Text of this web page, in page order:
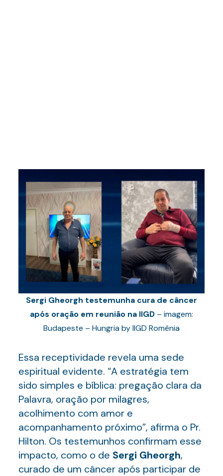
Sergi Gheorgh testemunha cura de câncer
após oração em reunião na IIGD– imagem:
Budapeste – Hungria by IIGD Romênia
Essa receptividade revela uma sede
espiritual evidente. “A estratégia tem
sido simples e bíblica: pregação clara da
Palavra, oração por milagres,
acolhimento com amor e
acompanhamento próximo”, afirma o Pr.
Hilton. Os testemunhos confirmam esse
impacto, como o de Sergi Gheorgh,
curado de um câncer após participar de